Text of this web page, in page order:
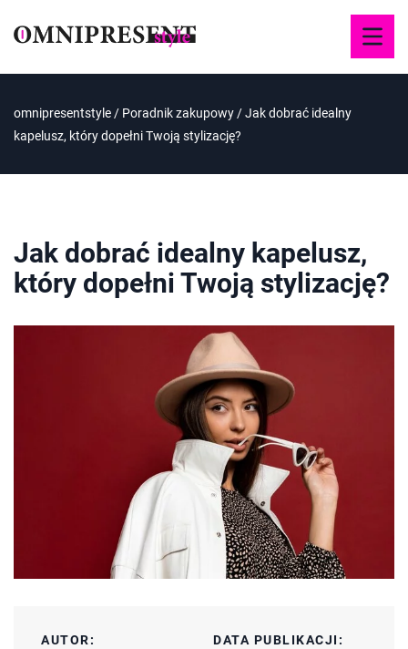
omnipresentstyle / Poradnik zakupowy /Jak dobrać idealny
kapelusz, który dopełni Twoją stylizację?
Jak dobrać idealny kapelusz,
który dopełni Twoją stylizację?
AUTOR: DATA PUBLIKACJI: